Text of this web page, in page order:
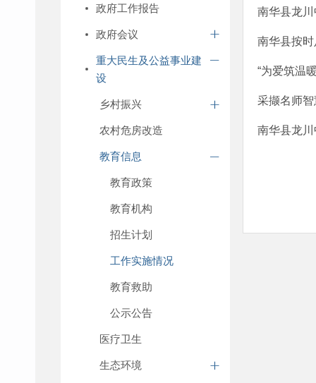
政府工作报告
政府会议
重大民生及公益事业建
设
乡村振兴
农村危房改造
教育信息
教育政策
教育机构
招生计划
工作实施情况
教育救助
公示公告
医疗卫生
生态环境
南华县龙
南华县按时
“为爱筑温
采撷名师
南华县龙